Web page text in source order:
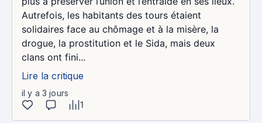
Autrefois, les habitants des tours étaient
solidaires face au chômage et à la misère, la
drogue, la prostitution et le Sida, mais deux
clans ont fini...
Lire la critique
il y a 3 jours
1